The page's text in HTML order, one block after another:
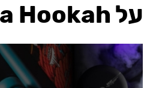
על Alpha Hookah